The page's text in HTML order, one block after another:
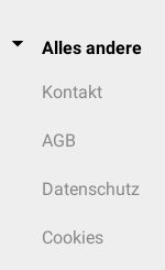
Alles andere
Kontakt
AGB
Datenschutz
Cookies